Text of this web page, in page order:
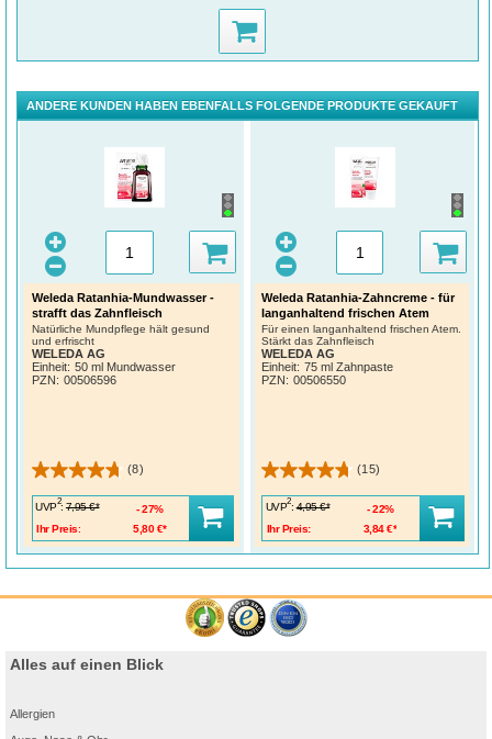
ANDERE KUNDEN HABEN EBENFALLS FOLGENDE PRODUKTE GEKAUFT
Weleda Ratanhia-Mundwasser -
strafft das Zahnfleisch
Natürliche Mundpflege hält gesund
und erfrischt
WELEDA AG
Einheit: 50 ml Mundwasser
PZN : 00506596
(8)
UVP
2
: 7,95 €*
Ihr Preis:
5,80 €*
27%
Weleda Ratanhia-Zahncreme - für
langanhaltend frischen Atem
Für einen langanhaltend frischen Atem.
Stärkt das Zahnfleisch
WELEDA AG
Einheit: 75 ml Zahnpaste
PZN : 00506550
(15)
UVP
2
: 4,95 €*
Ihr Preis:
3,84 €*
22%
Alles auf einen Blick
Allergien